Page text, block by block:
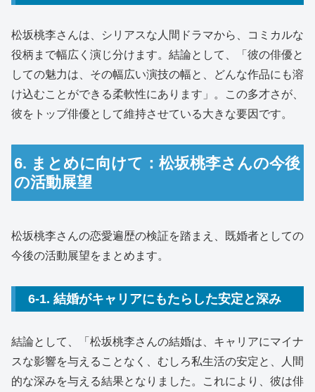
松坂桃李さんは、シリアスな人間ドラマから、コミカルな
役柄まで幅広く演じ分けます。結論として、「彼の俳優と
しての魅力は、その幅広い演技の幅と、どんな作品にも溶
け込むことができる柔軟性にあります」。この多才さが、
彼をトップ俳優として維持させている大きな要因です。
6. まとめに向けて：松坂桃李さんの今後
の活動展望
松坂桃李さんの恋愛遍歴の検証を踏まえ、既婚者としての
今後の活動展望をまとめます。
6-1. 結婚がキャリアにもたらした安定と深み
結論として、「松坂桃李さんの結婚は、キャリアにマイナ
スな影響を与えることなく、むしろ私生活の安定と、人間
的な深みを与える結果となりました。これにより、彼は俳